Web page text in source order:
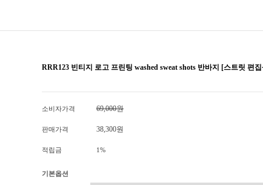
RRR123 빈티지 로고 프린팅 washed sweat shots 반바지 [스트릿 편
소비자가격 69,000원
판매가격 38,300원
적립금 1%
기본옵션